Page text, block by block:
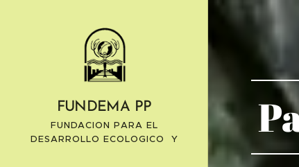
FUNDEMA PP
FUNDACION PARA EL
DESARROLLO ECOLOGICO Y